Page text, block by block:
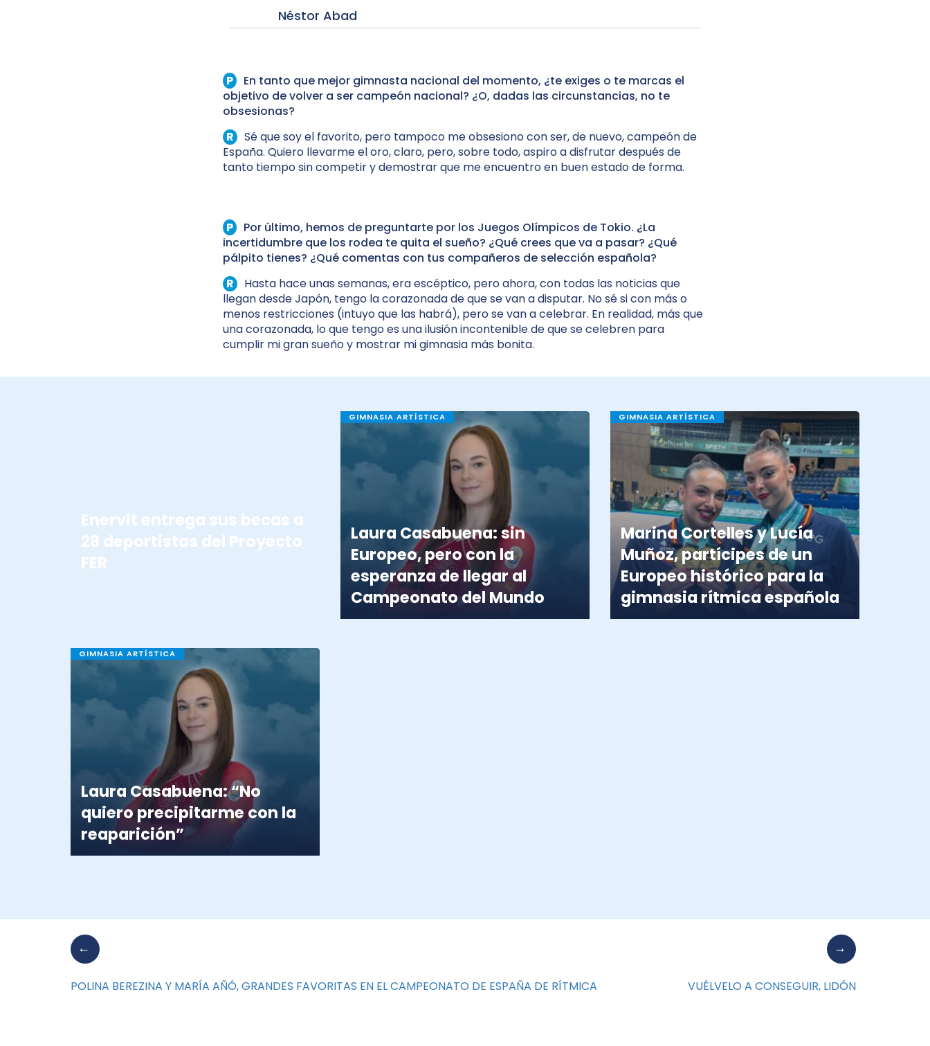
Néstor Abad
En tanto que mejor gimnasta nacional del momento, ¿te exiges o te marcas el
objetivo de volver a ser campeón nacional? ¿O, dadas las circunstancias, no te
obsesionas?
Sé que soy el favorito, pero tampoco me obsesiono con ser, de nuevo, campeón de
España. Quiero llevarme el oro, claro, pero, sobre todo, aspiro a disfrutar después de
tanto tiempo sin competir y demostrar que me encuentro en buen estado de forma.
Por último, hemos de preguntarte por los Juegos Olímpicos de Tokio. ¿La
incertidumbre que los rodea te quita el sueño? ¿Qué crees que va a pasar? ¿Qué
pálpito tienes? ¿Qué comentas con tus compañeros de selección española?
Hasta hace unas semanas, era escéptico, pero ahora, con todas las noticias que
llegan desde Japón, tengo la corazonada de que se van a disputar. No sé si con más o
menos restricciones (intuyo que las habrá), pero se van a celebrar. En realidad, más que
una corazonada, lo que tengo es una ilusión incontenible de que se celebren para
cumplir mi gran sueño y mostrar mi gimnasia más bonita.
Enervit entrega sus becas a
28 deportistas del Proyecto
FER
GIMNASIA ARTÍSTICA
Laura Casabuena: sin
Europeo, pero con la
esperanza de llegar al
Campeonato del Mundo
GIMNASIA ARTÍSTICA
Marina Cortelles y Lucía
Muñoz, partícipes de un
Europeo histórico para la
gimnasia rítmica española
GIMNASIA ARTÍSTICA
Laura Casabuena: “No
quiero precipitarme con la
reaparición”
POLINA BEREZINA Y MARÍA AÑÓ, GRANDES FAVORITAS EN EL CAMPEONATO DE ESPAÑA DE RÍTMICA VUÉLVELO A CONSEGUIR, LIDÓN